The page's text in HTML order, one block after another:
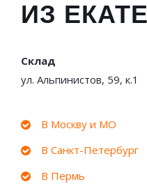
ИЗ
Склад
ул. Альпинистов, 59, к.1
В Москву и МО
В Санкт-Петербург
В Пермь